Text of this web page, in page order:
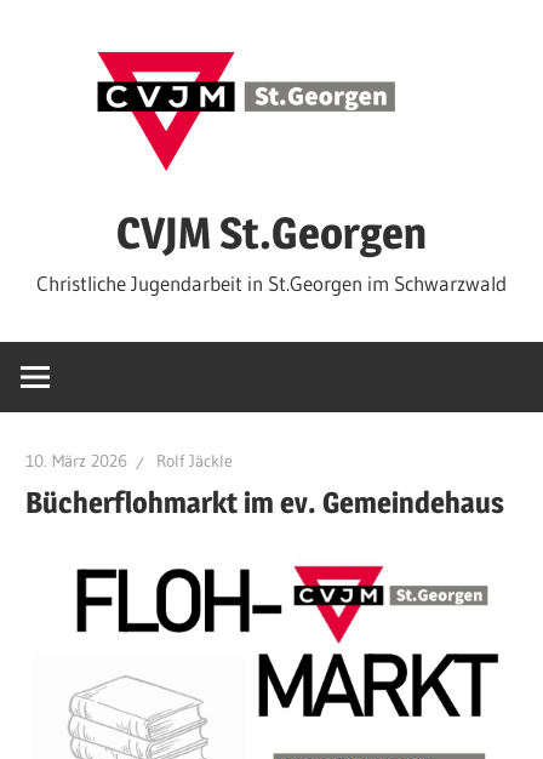
CVJM St.Georgen
Christliche Jugendarbeit in St.Georgen im Schwarzwald
10. März 2026 Rolf Jäckle
Bücherflohmarkt im ev. Gemeindehaus